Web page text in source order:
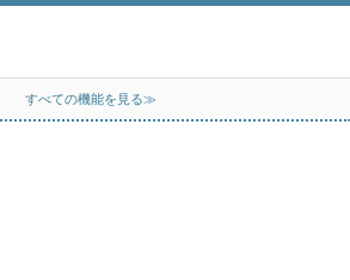
すべての機能を見る≫